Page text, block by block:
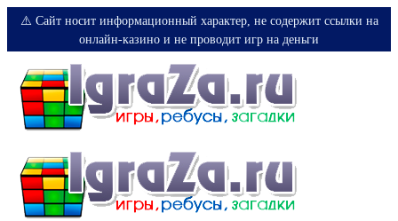
⚠️ Сайт носит информационный характер, не содержит ссылки на
онлайн-казино и не проводит игр на деньги